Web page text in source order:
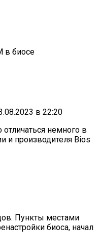
в биосе
в 22:20
немного в
и производителя Bios
Пункты местами
биоса, начал